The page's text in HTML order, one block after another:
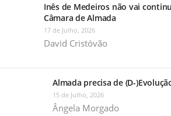
Inês de Medeiros não vai
Câmara de Almada
17 de Julho, 2026
David Cristóvão
Almada precisa de (D-
15 de Julho, 2026
Ângela Morgado